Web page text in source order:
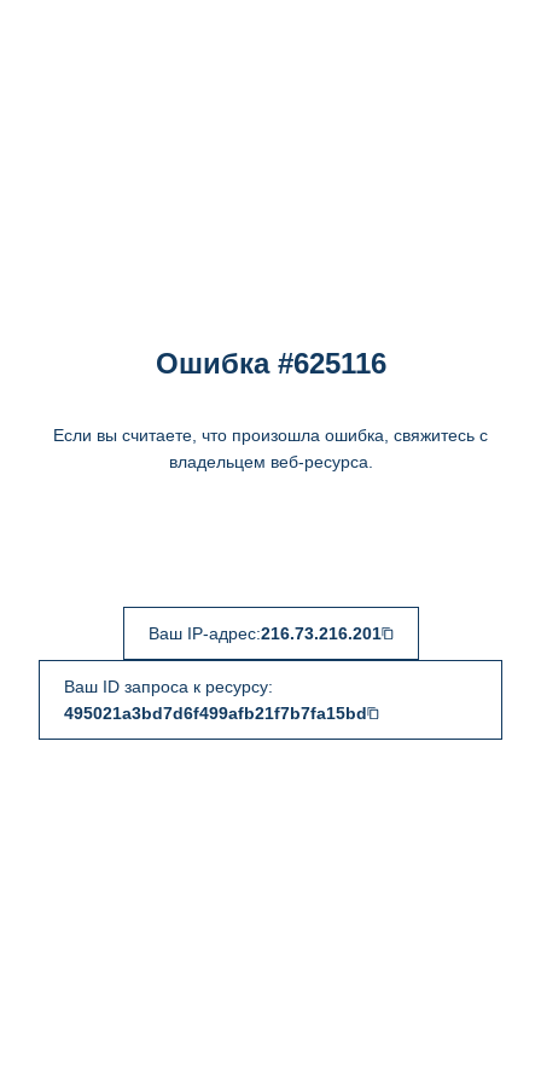
Ошибка #625116
Если вы считаете, что произошла ошибка, свяжитесь с
владельцем веб-ресурса.
Ваш IP-адрес:216.73.216.201
Ваш ID запроса к ресурсу:
495021a3bd7d6f499afb21f7b7fa15bd